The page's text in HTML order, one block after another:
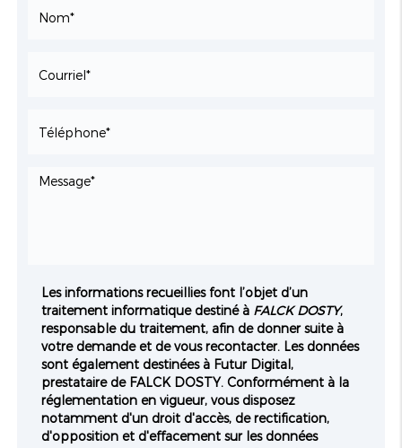
Les informations recueillies font l’objet d’un
traitement informatique destiné à FALCK DOSTY,
responsable du traitement, afin de donner suite à
votre demande et de vous recontacter. Les données
sont également destinées à Futur Digital,
prestataire de FALCK DOSTY. Conformément à la
réglementation en vigueur, vous disposez
notamment d'un droit d'accès, de rectification,
d'opposition et d'effacement sur les données